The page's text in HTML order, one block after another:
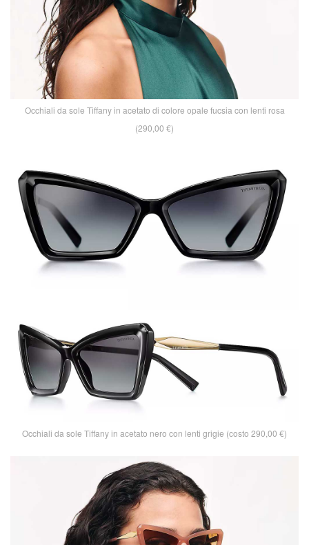
Occhiali da sole Tiffany in acetato di colore opale fucsia con lenti rosa
(290,00 €)
Occhiali da sole Tiffany in acetato nero con lenti grigie (costo 290,00 €)